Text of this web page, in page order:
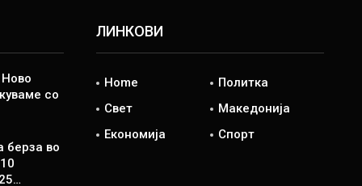
со
берза во
ЛИНКОВИ
Home
Политка
Свет
Македонија
Економија
Спорт